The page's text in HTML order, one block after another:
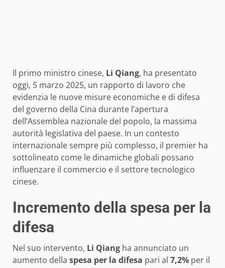
Il primo ministro cinese, Li Qiang, ha presentato
oggi, 5 marzo 2025, un rapporto di lavoro che
evidenzia le nuove misure economiche e di difesa
del governo della Cina durante l’apertura
dell’Assemblea nazionale del popolo, la massima
autorità legislativa del paese. In un contesto
internazionale sempre più complesso, il premier ha
sottolineato come le dinamiche globali possano
influenzare il commercio e il settore tecnologico
cinese.
Incremento della spesa per la
difesa
Nel suo intervento, Li Qiang ha annunciato un
aumento della spesa per la difesa pari al 7,2% per il